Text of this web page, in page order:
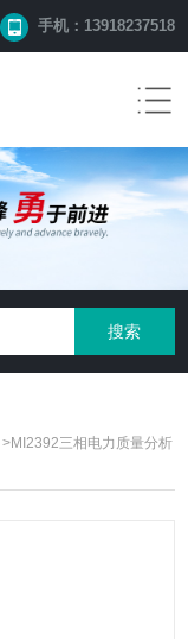
手机：13918237518
>MI2392三相电力质量分析